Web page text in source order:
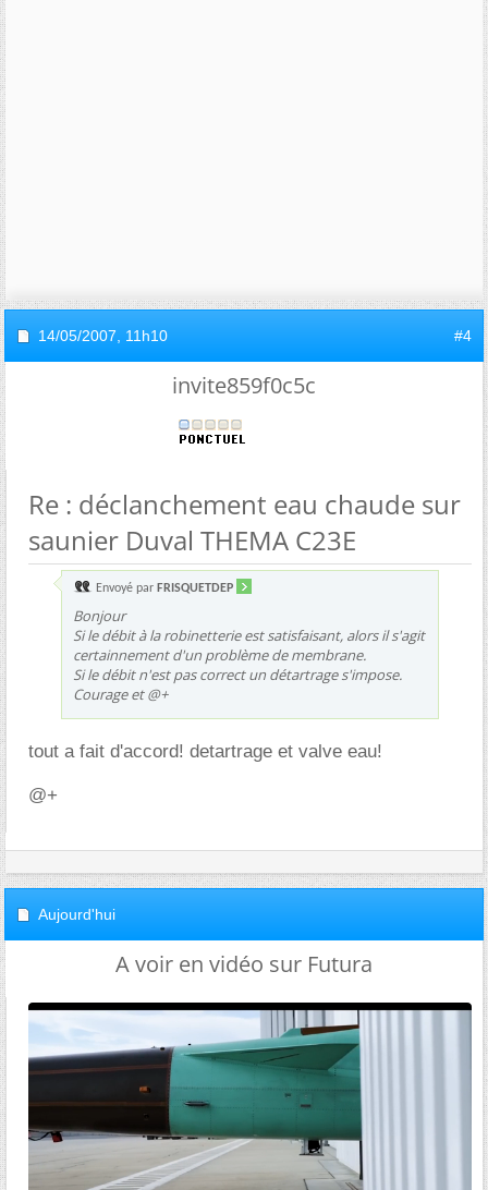
14/05/2007, 11h10 #4
invite859f0c5c
Re : déclanchement eau chaude sur
saunier Duval THEMA C23E
Envoyé par FRISQUETDEP
Bonjour
Si le débit à la robinetterie est satisfaisant, alors il s'agit
certainnement d'un problème de membrane.
Si le débit n'est pas correct un détartrage s'impose.
Courage et @+
tout a fait d'accord! detartrage et valve eau!
@+
Aujourd'hui
A voir en vidéo sur Futura